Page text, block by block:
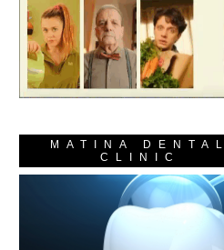
MATINA DENTAL
CLINIC